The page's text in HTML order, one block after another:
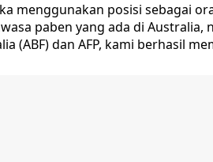
menggunakan posisi sebagai
paben yang ada di
(ABF) dan AFP, kami berhasil